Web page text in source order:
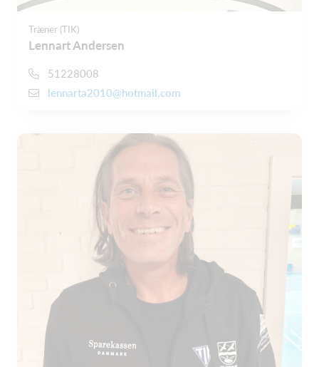
Træner (TIK)
Lennart Andersen
51228008
lennarta2010@hotmail.com